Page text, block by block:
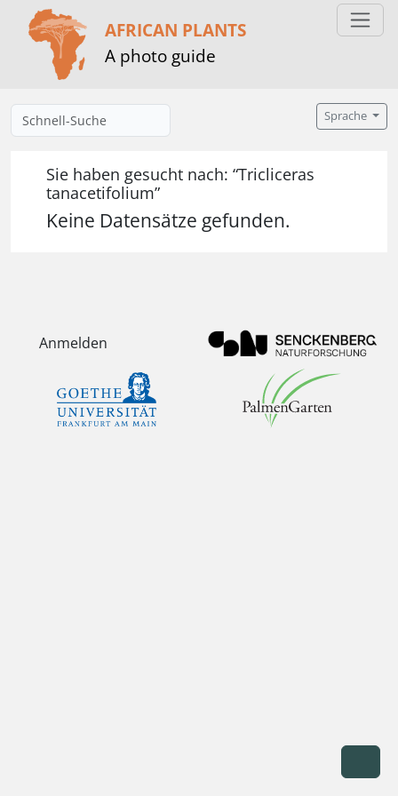
AFRICAN PLANTS
A photo guide
Sprache
Sie haben gesucht nach: “Tricliceras
tanacetifolium”
Keine Datensätze gefunden.
Anmelden